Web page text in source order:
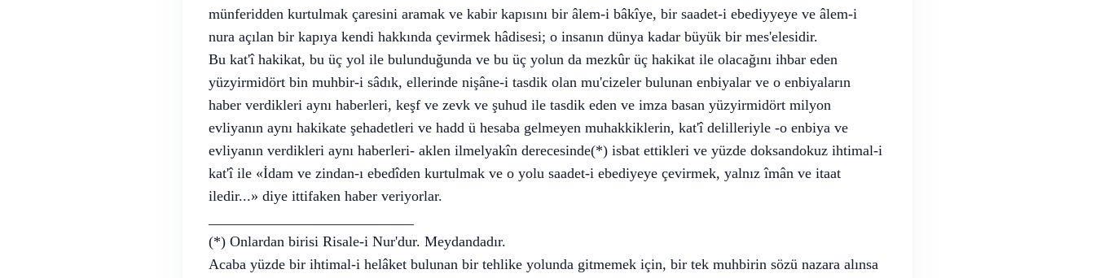
münferidden kurtulmak çaresini aramak ve kabir kapısını bir âlem-i bâkîye, bir saadet-i ebediyyeye ve âlem-i
nura açılan bir kapıya kendi hakkında çevirmek hâdisesi; o insanın dünya kadar büyük bir mes'elesidir.
Bu kat'î hakikat, bu üç yol ile bulunduğunda ve bu üç yolun da mezkûr üç hakikat ile olacağını ihbar eden
yüzyirmidört bin muhbir-i sâdık, ellerinde nişâne-i tasdik olan mu'cizeler bulunan enbiyalar ve o enbiyaların
haber verdikleri aynı haberleri, keşf ve zevk ve şuhud ile tasdik eden ve imza basan yüzyirmidört milyon
evliyanın aynı hakikate şehadetleri ve hadd ü hesaba gelmeyen muhakkiklerin, kat'î delilleriyle -o enbiya ve
evliyanın verdikleri aynı haberleri- aklen ilmelyakîn derecesinde(*) isbat ettikleri ve yüzde doksandokuz ihtimal-i
kat'î ile «İdam ve zindan-ı ebedîden kurtulmak ve o yolu saadet-i ebediyeye çevirmek, yalnız îmân ve itaat
iledir...» diye ittifaken haber veriyorlar.
(*) Onlardan birisi Risale-i Nur'dur. Meydandadır.
Acaba yüzde bir ihtimal-i helâket bulunan bir tehlike yolunda gitmemek için, bir tek muhbirin sözü nazara alınsa